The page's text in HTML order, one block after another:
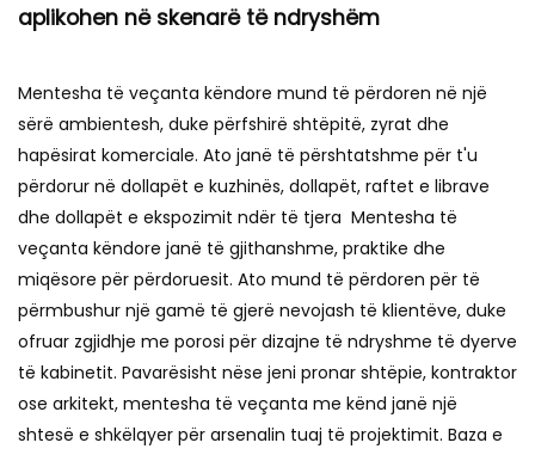
aplikohen në skenarë të ndryshëm
Mentesha të veçanta këndore mund të përdoren në një
sërë ambientesh, duke përfshirë shtëpitë, zyrat dhe
hapësirat komerciale. Ato janë të përshtatshme për t'u
përdorur në dollapët e kuzhinës, dollapët, raftet e librave
dhe dollapët e ekspozimit ndër të tjera Mentesha të
veçanta këndore janë të gjithanshme, praktike dhe
miqësore për përdoruesit. Ato mund të përdoren për të
përmbushur një gamë të gjerë nevojash të klientëve, duke
ofruar zgjidhje me porosi për dizajne të ndryshme të dyerve
të kabinetit. Pavarësisht nëse jeni pronar shtëpie, kontraktor
ose arkitekt, mentesha të veçanta me kënd janë një
shtesë e shkëlqyer për arsenalin tuaj të projektimit. Baza e